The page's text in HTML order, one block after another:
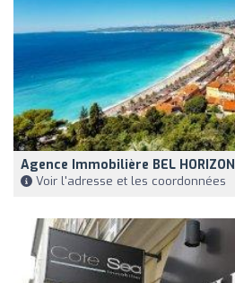
Agence Immobilière BEL HORIZON
Voir l'adresse et les coordonnées